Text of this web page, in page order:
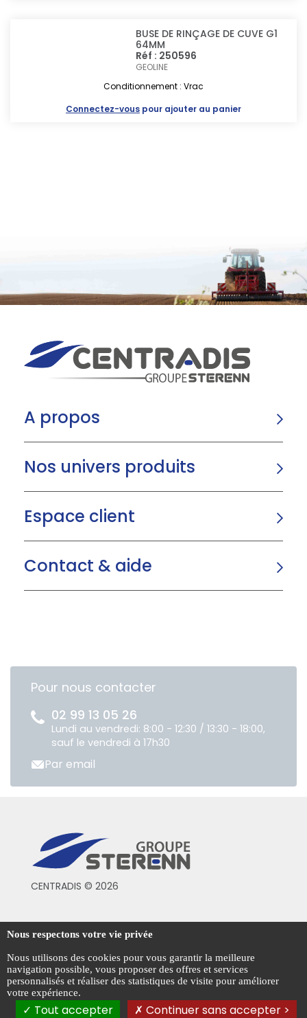
BUSE DE RINÇAGE DE CUVE G1
64MM
Réf : 250596
GEOLINE
Conditionnement : Vrac
Connectez-vous pour ajouter au panier
A propos
Nos univers produits
Espace client
Contact & aide
Pour nous contacter
02 99 13 05 26
Lundi au vendredi: 8:00 - 12:30 / 13:30 - 18:00,
sauf le vendredi à 17h30
Par email
CENTRADIS © 2026
Conditions générales de vente
Mentions légales
Politique de confidentialité
Gestion des cookies
Nous respectons votre vie privée
Nous utilisons des cookies pour vous garantir la meilleure
navigation possible, vous proposer des offres et services
personnalisés et réaliser des statistiques de visite pour améliorer
votre expérience.
Tout accepter Continuer sans accepter >